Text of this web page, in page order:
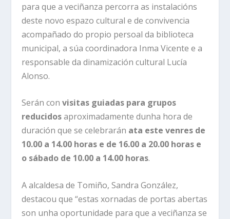
para que a veciñanza percorra as instalacións
deste novo espazo cultural e de convivencia
acompañado do propio persoal da biblioteca
municipal, a súa coordinadora Inma Vicente e a
responsable da dinamización cultural Lucía
Alonso.
Serán convisitas guiadas para grupos
reducidosaproximadamente dunha hora de
duración que se celebrarán ata este venres de
10.00 a 14.00 horas e de 16.00 a 20.00 horas e
o sábado de 10.00 a 14.00 horas.
A alcaldesa de Tomiño, Sandra González,
destacou que “estas xornadas de portas abertas
son unha oportunidade para que a veciñanza se